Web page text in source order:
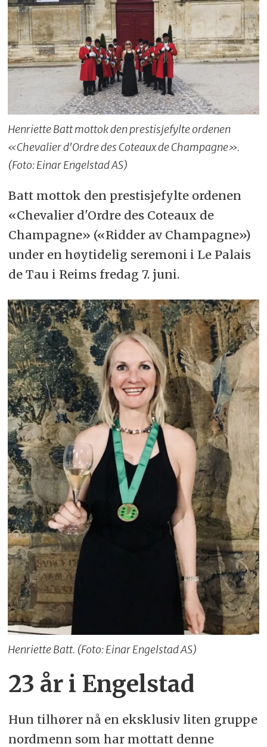
Henriette Batt mottok den prestisjefylte ordenen
«Chevalier d'Ordre des Coteaux de Champagne».
(Foto: Einar Engelstad AS)
Batt mottok den prestisjefylte ordenen
«Chevalier d'Ordre des Coteaux de
Champagne» («Ridder av Champagne»)
under en høytidelig seremoni i Le Palais
de Tau i Reims fredag 7. juni.
Henriette Batt. (Foto: Einar Engelstad AS)
23 år i Engelstad
Hun tilhører nå en eksklusiv liten gruppe
nordmenn som har mottatt denne